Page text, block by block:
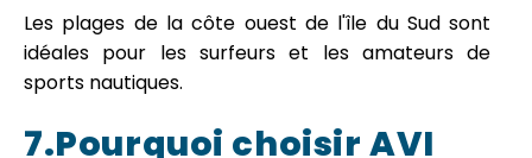
Les plages de la côte ouest de l'île du Sud sont
idéales pour les surfeurs et les amateurs de
sports nautiques.
7.Pourquoi choisir AVI